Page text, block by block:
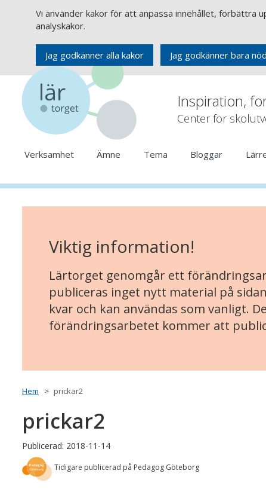
Vi använder kakor för att anpassa innehållet, förbättra
analyskakor.
Jag godkänner alla kakor Jag godkänner bara
Inspiration,
Center för
Verksamhet Ämne Tema Bloggar
Viktig information!
Lärtorget genomgår ett
publiceras inget nytt material på
kvar och kan användas som vanligt.
förändringsarbetet kommer att
Hem prickar2
prickar2
Publicerad: 2018-11-14
Tidigare publicerad på Pedagog Göteborg